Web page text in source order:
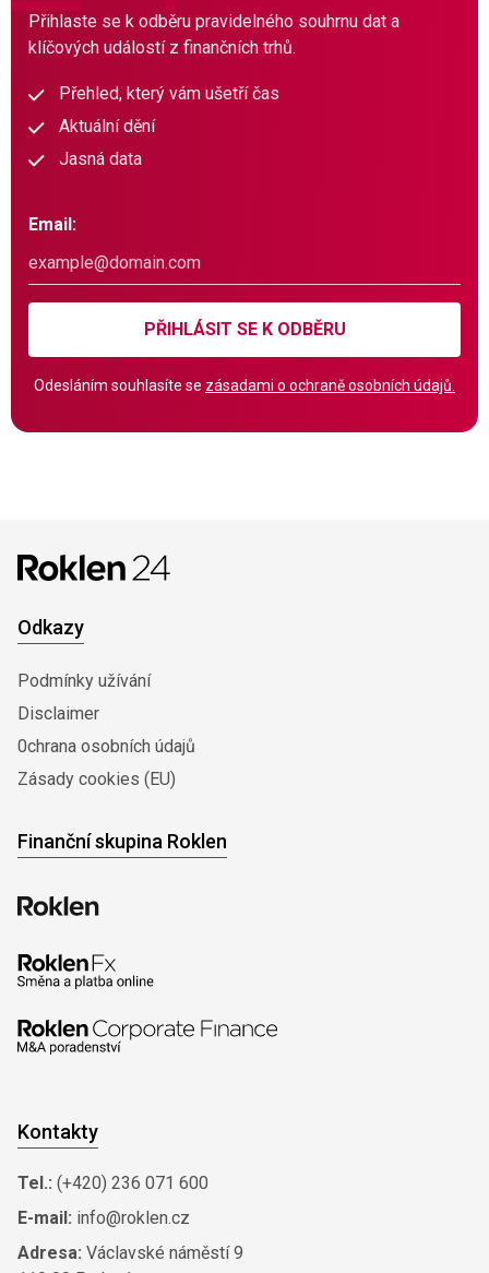
Přihlaste se k odběru pravidelného souhrnu dat a
klíčových událostí z finančních trhů.
Přehled, který vám ušetří čas
Aktuální dění
Jasná data
Email:
PŘIHLÁSIT SE K ODBĚRU
Odesláním souhlasíte se zásadami o ochraně osobních údajů.
Odkazy
Podmínky užívání
Disclaimer
0chrana osobních údajů
Zásady cookies (EU)
Finanční skupina Roklen
Kontakty
Tel.: (+420) 236 071 600
E-mail: info@roklen.cz
Adresa: Václavské náměstí 9